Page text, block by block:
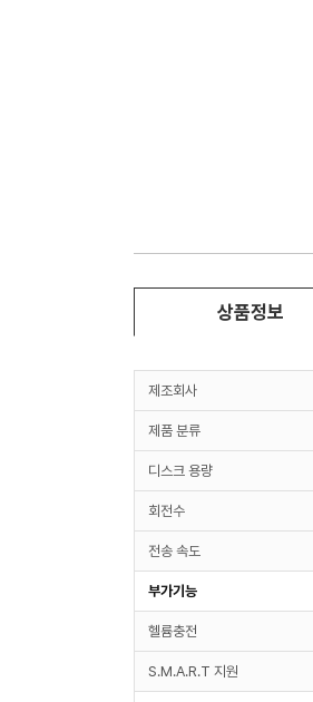
상품정보
제조회사
제품 분류
디스크 용량
회전수
전송 속도
부가기능
헬륨충전
S.M.A.R.T 지원